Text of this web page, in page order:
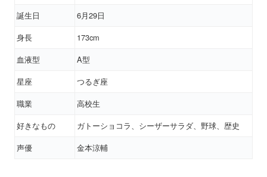
誕生日
6月29日
身長
173cm
血液型
A型
星座
つるぎ座
職業
高校生
好きなもの
ガトーショコラ、シーザーサラダ、野球、歴史
声優
金本涼輔